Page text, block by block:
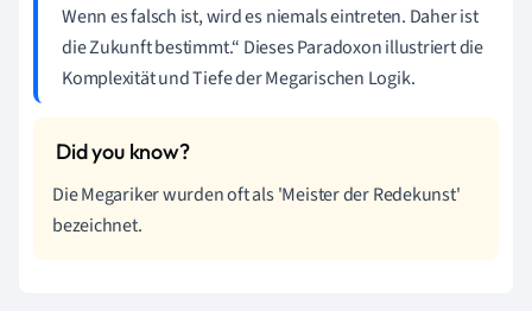
Wenn es falsch ist, wird es niemals eintreten. Daher ist
die Zukunft bestimmt.“ Dieses Paradoxon illustriert die
Komplexität und Tiefe der Megarischen Logik.
Die Megariker wurden oft als 'Meister der Redekunst'
bezeichnet.